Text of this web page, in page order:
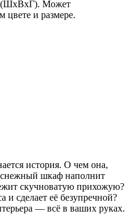
(ШхВхГ). Может
цвете и размере.
история. О чем она,
шкаф наполнит
скучноватую прихожую?
и сделает её безупречной?
— всё в ваших руках.